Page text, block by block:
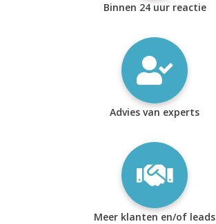
Binnen 24 uur reactie
Advies van experts
Meer klanten en/of leads